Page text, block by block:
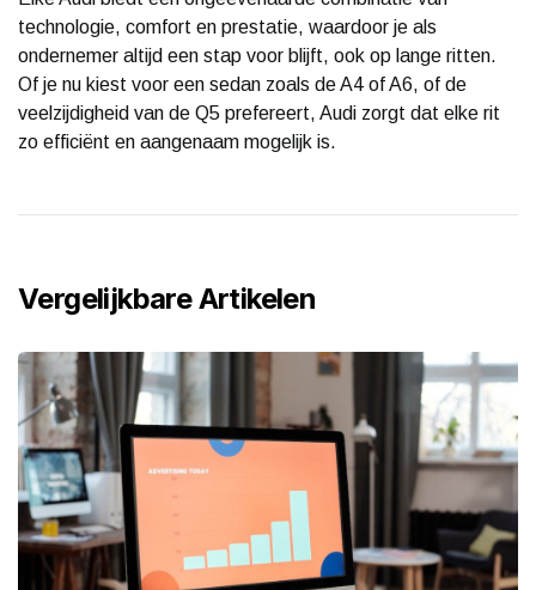
technologie, comfort en prestatie, waardoor je als
ondernemer altijd een stap voor blijft, ook op lange ritten.
Of je nu kiest voor een sedan zoals de A4 of A6, of de
veelzijdigheid van de Q5 prefereert, Audi zorgt dat elke rit
zo efficiënt en aangenaam mogelijk is.
Vergelijkbare Artikelen